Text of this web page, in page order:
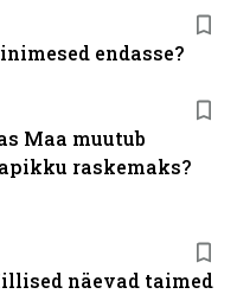
Maa muutub
raskemaks?
näevad taimed
endasse?